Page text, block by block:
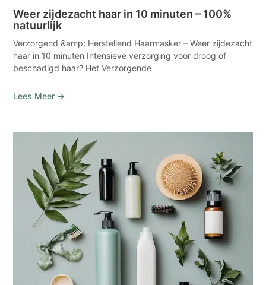
Weer zijdezacht haar in 10 minuten – 100%
natuurlijk
Verzorgend &amp; Herstellend Haarmasker – Weer zijdezacht
haar in 10 minuten Intensieve verzorging voor droog of
beschadigd haar? Het Verzorgende
Lees Meer →